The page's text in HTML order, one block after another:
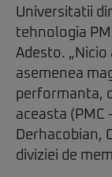
Universitatii
tehnologia
Adesto.
asemenea
performanta,
aceasta (PMC
Derhacobian,
diviziei de